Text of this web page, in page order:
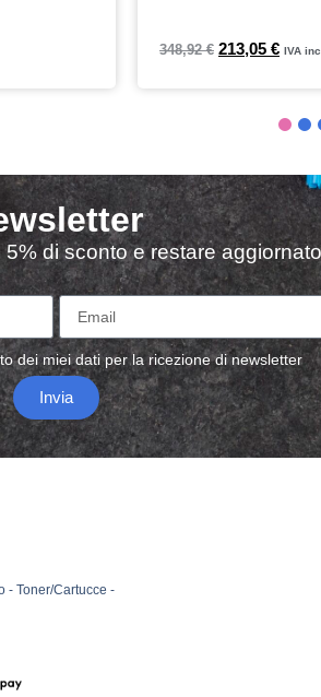
348,92€ 213,05 € IVA inc.
di sconto e restare
dei miei dati per la ricezione di newsletter
Invia
- Toner/Cartucce -